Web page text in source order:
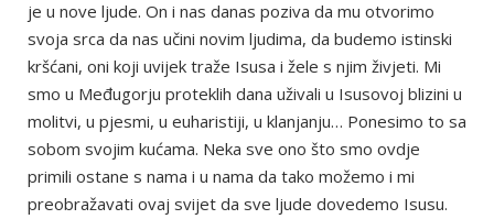
je u nove ljude. On i nas danas poziva da mu otvorimo
svoja srca da nas učini novim ljudima, da budemo istinski
kršćani, oni koji uvijek traže Isusa i žele s njim živjeti. Mi
smo u Međugorju proteklih dana uživali u Isusovoj blizini u
molitvi, u pjesmi, u euharistiji, u klanjanju… Ponesimo to sa
sobom svojim kućama. Neka sve ono što smo ovdje
primili ostane s nama i u nama da tako možemo i mi
preobražavati ovaj svijet da sve ljude dovedemo Isusu.